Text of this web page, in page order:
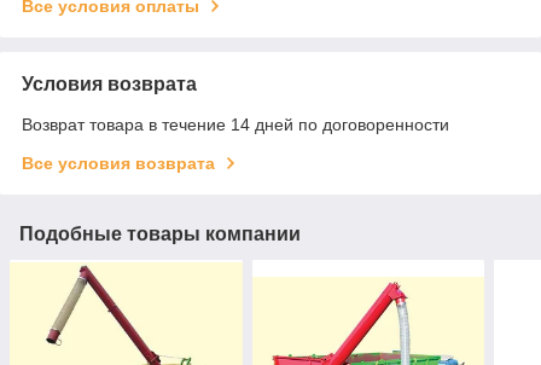
Все условия оплаты
Условия возврата
Возврат товара в течение 14 дней по договоренности
Все условия возврата
Подобные товары компании